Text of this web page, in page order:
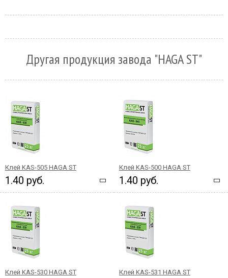
Другая продукция завода "HAGA ST"
Клей KAS-505 HAGA ST
1.40 руб.
Клей KAS-500 HAGA ST
1.40 руб.
Клей KAS-530 HAGA ST Клей KAS-531 HAGA ST